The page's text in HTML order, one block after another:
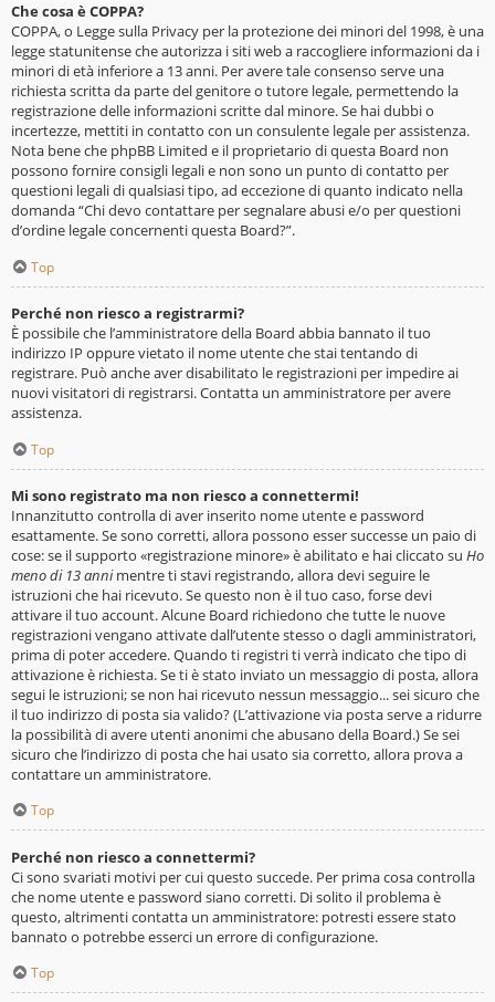
Che cosa è COPPA?
COPPA, o Legge sulla Privacy per la protezione dei minori del 1998, è una
legge statunitense che autorizza i siti web a raccogliere informazioni da i
minori di età inferiore a 13 anni. Per avere tale consenso serve una
richiesta scritta da parte del genitore o tutore legale, permettendo la
registrazione delle informazioni scritte dal minore. Se hai dubbi o
incertezze, mettiti in contatto con un consulente legale per assistenza.
Nota bene che phpBB Limited e il proprietario di questa Board non
possono fornire consigli legali e non sono un punto di contatto per
questioni legali di qualsiasi tipo, ad eccezione di quanto indicato nella
domanda “Chi devo contattare per segnalare abusi e/o per questioni
d’ordine legale concernenti questa Board?”.
Top
Perché non riesco a registrarmi?
È possibile che l’amministratore della Board abbia bannato il tuo
indirizzo IP oppure vietato il nome utente che stai tentando di
registrare. Può anche aver disabilitato le registrazioni per impedire ai
nuovi visitatori di registrarsi. Contatta un amministratore per avere
assistenza.
Top
Mi sono registrato ma non riesco a connettermi!
Innanzitutto controlla di aver inserito nome utente e password
esattamente. Se sono corretti, allora possono esser successe un paio di
cose: se il supporto «registrazione minore» è abilitato e hai cliccato su Ho
meno di 13 annimentre ti stavi registrando, allora devi seguire le
istruzioni che hai ricevuto. Se questo non è il tuo caso, forse devi
attivare il tuo account. Alcune Board richiedono che tutte le nuove
registrazioni vengano attivate dall’utente stesso o dagli amministratori,
prima di poter accedere. Quando ti registri ti verrà indicato che tipo di
attivazione è richiesta. Se ti è stato inviato un messaggio di posta, allora
segui le istruzioni; se non hai ricevuto nessun messaggio... sei sicuro che
il tuo indirizzo di posta sia valido? (L’attivazione via posta serve a ridurre
la possibilità di avere utenti anonimi che abusano della Board.) Se sei
sicuro che l’indirizzo di posta che hai usato sia corretto, allora prova a
contattare un amministratore.
Top
Perché non riesco a connettermi?
Ci sono svariati motivi per cui questo succede. Per prima cosa controlla
che nome utente e password siano corretti. Di solito il problema è
questo, altrimenti contatta un amministratore: potresti essere stato
bannato o potrebbe esserci un errore di configurazione.
Top